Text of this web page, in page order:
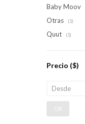
Baby Moov
Otras (1)
Quut (1)
Precio ($)
OK